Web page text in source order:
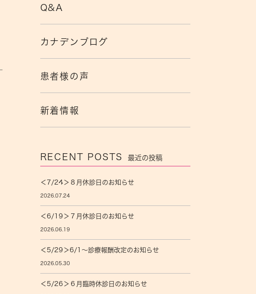
Q&A
カナデンブログ
患者様の声
新着情報
RECENT POSTS 最近の投稿
＜7/24＞８月休診日のお知らせ
2026.07.24
＜6/19＞７月休診日のお知らせ
2026.06.19
＜5/29＞6/1〜診療報酬改定のお知らせ
2026.05.30
＜5/26＞６月臨時休診日のお知らせ